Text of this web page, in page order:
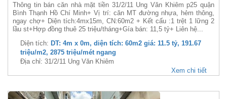
Thông tin bán căn nhà mặt tiền 31/2/11 Ung Văn Khiêm p25 quận
Bình Thạnh Hồ Chí Minh+ Vị trí: căn MT đường nhựa, hẻm thông,
ngay chợ+ Diện tích:4mx15m, CN:60m2 + Kết cấu :1 trệt 1 lững 2
lầu st+Hợp đồng thuê 25 triệu/tháng+Gía bán: 11,5 tỷ+ Liên hệ...
Diện tích: DT: 4m x 0m, diện tích: 60m2 giá: 11.5 tỷ, 191.67
triệu/m2, 2875 triệu/mét ngang
Địa chỉ: 31/2/11 Ung Văn Khiêm
Xem chi tiết